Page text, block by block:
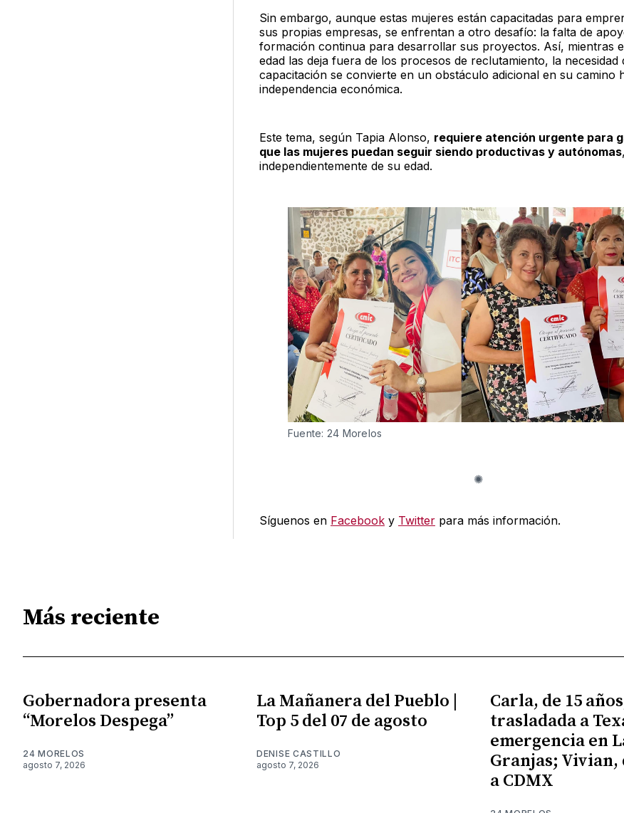
Sin embargo, aunque estas mujeres están capacitadas para
sus propias empresas, se enfrentan a otro desafío: la falta de
formación continua para desarrollar sus proyectos. Así, mientras
edad las deja fuera de los procesos de reclutamiento, la necesidad
capacitación se convierte en un obstáculo adicional en su camino
independencia económica.
Este tema, según Tapia Alonso, requiere atención urgente para
que las mujeres puedan seguir siendo productivas y autónomas,
independientemente de su edad.
Fuente: 24 Morelos
Síguenos en Facebooky Twitterpara más información.
Más reciente
Gobernadora presenta
“Morelos Despega”
24 MORELOS
agosto 7, 2026
La Mañanera del Pueblo |
Top 5 del 07 de agosto
DENISE CASTILLO
agosto 7, 2026
Carla, de 15
trasladada a
emergencia en
Granjas; Vivian,
a CDMX